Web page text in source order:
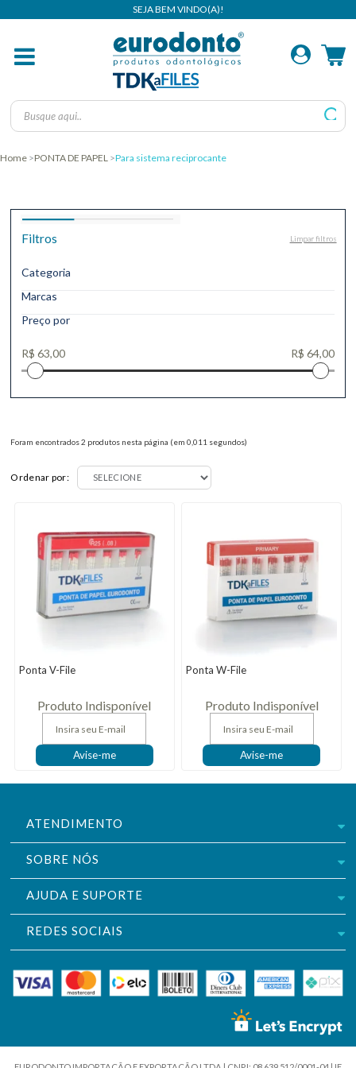
Home PONTA DE PAPEL Para sistema reciprocante
Filtros Limpar filtros
Categoria
Marcas
Preço por
Foram encontrados2 produtos nesta página (em0,011 segundos)
Ordenar por:
Ponta V-File
Produto Indisponível
Ponta W-File
Produto Indisponível
ATENDIMENTO
SOBRE NÓS
AJUDA E SUPORTE
REDES SOCIAIS